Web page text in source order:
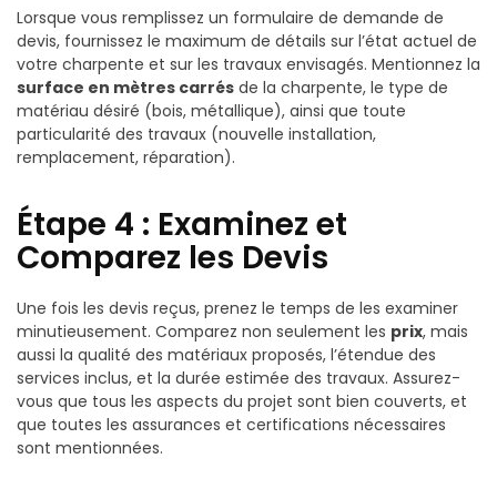
Lorsque vous remplissez un formulaire de demande de
devis, fournissez le maximum de détails sur l’état actuel de
votre charpente et sur les travaux envisagés. Mentionnez la
surface en mètres carrés de la charpente, le type de
matériau désiré (bois, métallique), ainsi que toute
particularité des travaux (nouvelle installation,
remplacement, réparation).
Étape 4 : Examinez et
Comparez les Devis
Une fois les devis reçus, prenez le temps de les examiner
minutieusement. Comparez non seulement les prix, mais
aussi la qualité des matériaux proposés, l’étendue des
services inclus, et la durée estimée des travaux. Assurez-
vous que tous les aspects du projet sont bien couverts, et
que toutes les assurances et certifications nécessaires
sont mentionnées.